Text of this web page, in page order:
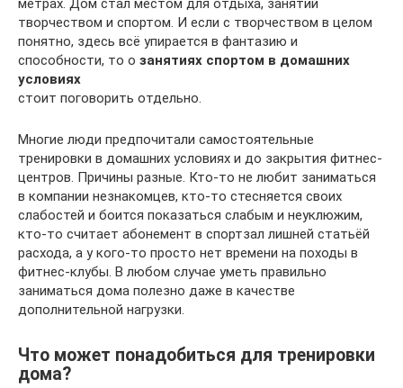
метрах. Дом стал местом для отдыха, занятий
творчеством и спортом. И если с творчеством в целом
понятно, здесь всё упирается в фантазию и
способности, то о занятиях спортом в домашних
условиях
стоит поговорить отдельно.
Многие люди предпочитали самостоятельные
тренировки в домашних условиях и до закрытия фитнес-
центров. Причины разные. Кто-то не любит заниматься
в компании незнакомцев, кто-то стесняется своих
слабостей и боится показаться слабым и неуклюжим,
кто-то считает абонемент в спортзал лишней статьёй
расхода, а у кого-то просто нет времени на походы в
фитнес-клубы. В любом случае уметь правильно
заниматься дома полезно даже в качестве
дополнительной нагрузки.
Что может понадобиться для тренировки
дома?